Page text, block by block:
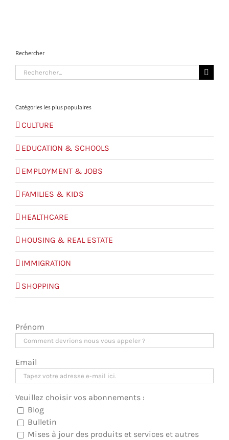
Rechercher
Search
for:
Catégories les plus populaires
CULTURE
EDUCATION & SCHOOLS
EMPLOYMENT & JOBS
FAMILIES & KIDS
HEALTHCARE
HOUSING & REAL ESTATE
IMMIGRATION
SHOPPING
Prénom
Email
Veuillez choisir vos abonnements :
Blog
Bulletin
Mises à jour des produits et services et autres